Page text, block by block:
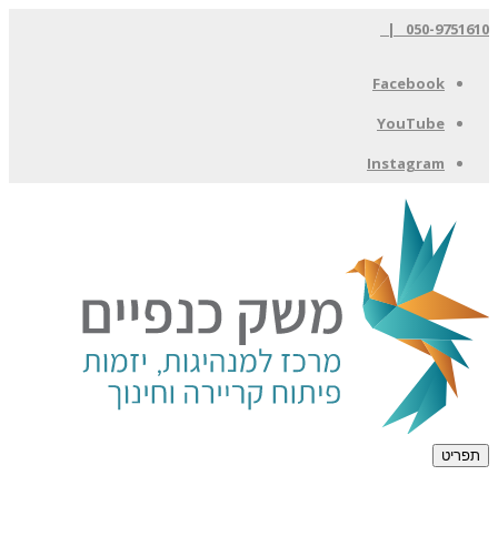
050-9751610 |
Facebook
YouTube
Instagram
תפריט